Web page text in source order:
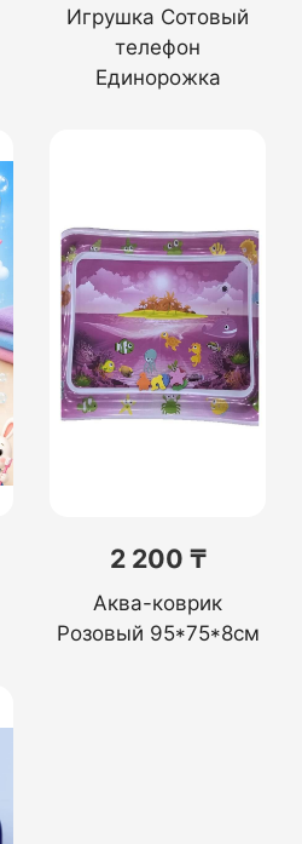
Игрушка Сотовый
телефон
Единорожка
2 200 ₸
Аква-коврик
Розовый 95*75*8см